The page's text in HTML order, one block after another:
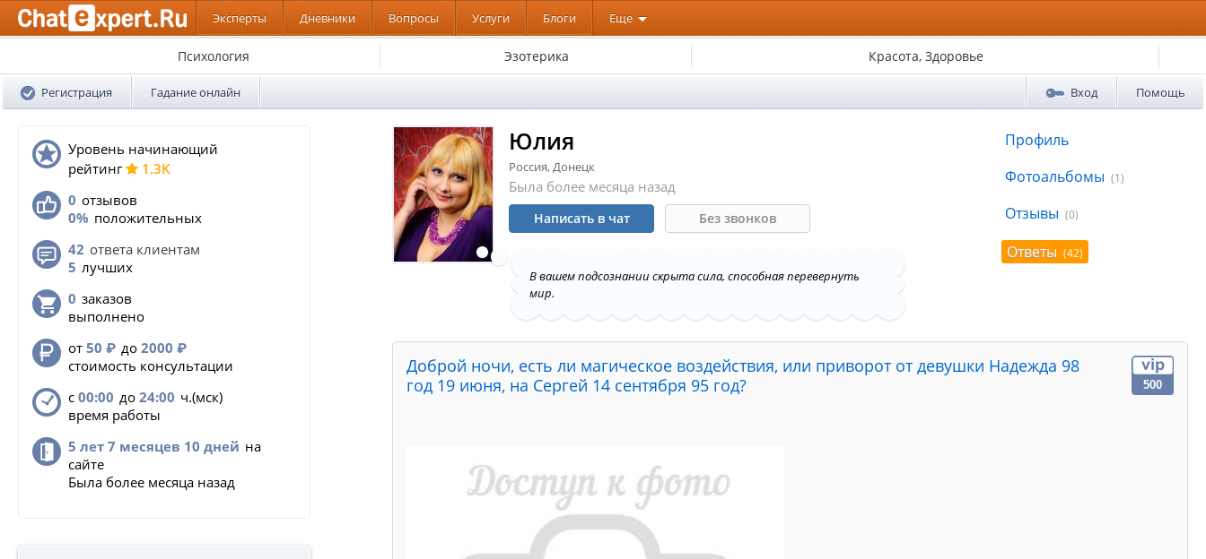
Эксперты Дневники Вопросы Услуги Блоги Еще
Психология Эзотерика Красота, Здоровье
Регистрация Гадание онлайн Вход Помощь
Профиль
Фотоальбомы (1)
Отзывы (0)
Ответы (42)
Юлия
Россия, Донецк
Была более месяца назад
Написать в чат Без звонков
В вашем подсознании скрыта сила, способная перевернуть
мир.
Доброй ночи, есть ли магическое воздействия, или приворот от девушки Надежда 98
год 19 июня, на Сергей 14 сентября 95 год?
500
Уровень начинающий
pейтинг
1.3K
0 отзывов
0% положительных
42 ответа клиентам
5 лучших
0 заказов
выполнено
от 50 ₽ до 2000 ₽
стоимость консультации
с 00:00 до 24:00 ч.(мск)
время работы
5 лет 7 месяцев 10 дней на
сайте
Была более месяца назад